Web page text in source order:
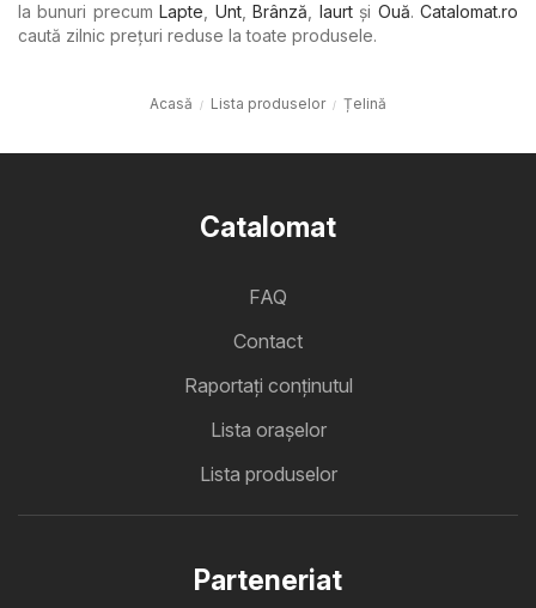
la bunuri precum Lapte, Unt, Brânză, Iaurtşi Ouă.Catalomat.ro
caută zilnic prețuri reduse la toate produsele.
Acasă Lista produselor Țelină
Catalomat
FAQ
Contact
Raportați conținutul
Lista oraşelor
Lista produselor
Parteneriat